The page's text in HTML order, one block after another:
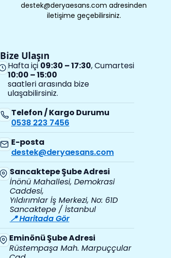
destek@deryaesans.com adresinden
iletişime geçebilirsiniz.
Bize Ulaşın
Hafta içi 09:30 – 17:30, Cumartesi
10:00 – 15:00
saatleri arasında bize
ulaşabilirsiniz.
Telefon / Kargo Durumu
0538 223 7456
E-posta
destek@deryaesans.com
Sancaktepe Şube Adresi
İnönü Mahallesi, Demokrasi
Caddesi,
Yıldırımlar İş Merkezi, No: 61D
Sancaktepe / İstanbul
📍 Haritada Gör
Eminönü Şube Adresi
Rüstempaşa Mah. Marpuççular